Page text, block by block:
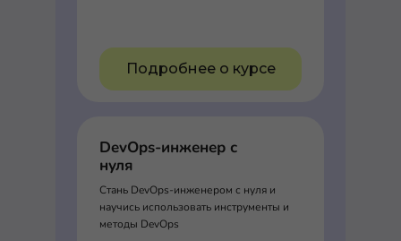
Подробнее о курсе
DevOps-инженер с
нуля
Стань DevOps-инженером с нуля и
научись использовать инструменты и
методы DevOps